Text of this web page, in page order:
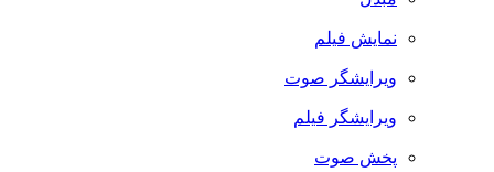
نمایش فیلم
ویرایشگر صوت
ویرایشگر فیلم
پخش صوت